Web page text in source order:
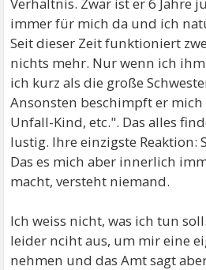
immer für mich da und ich
Seit dieser Zeit funktioniert
nichts mehr. Nur wenn ich
ich kurz als die große
Ansonsten beschimpft er
Unfall-Kind, etc.". Das alles
lustig. Ihre einzigste Reaktion:
Das es mich aber innerlich
macht, versteht niemand.
Ich weiss nicht, was ich tun
leider nciht aus, um mir eine
nehmen und das Amt sagt